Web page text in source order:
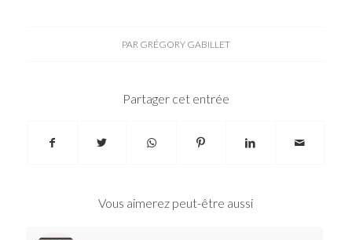
PAR GRÉGORY GABILLET
Partager cet entrée
Vous aimerez peut-être aussi